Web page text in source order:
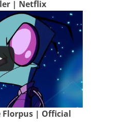
| Netflix
Florpus | Official